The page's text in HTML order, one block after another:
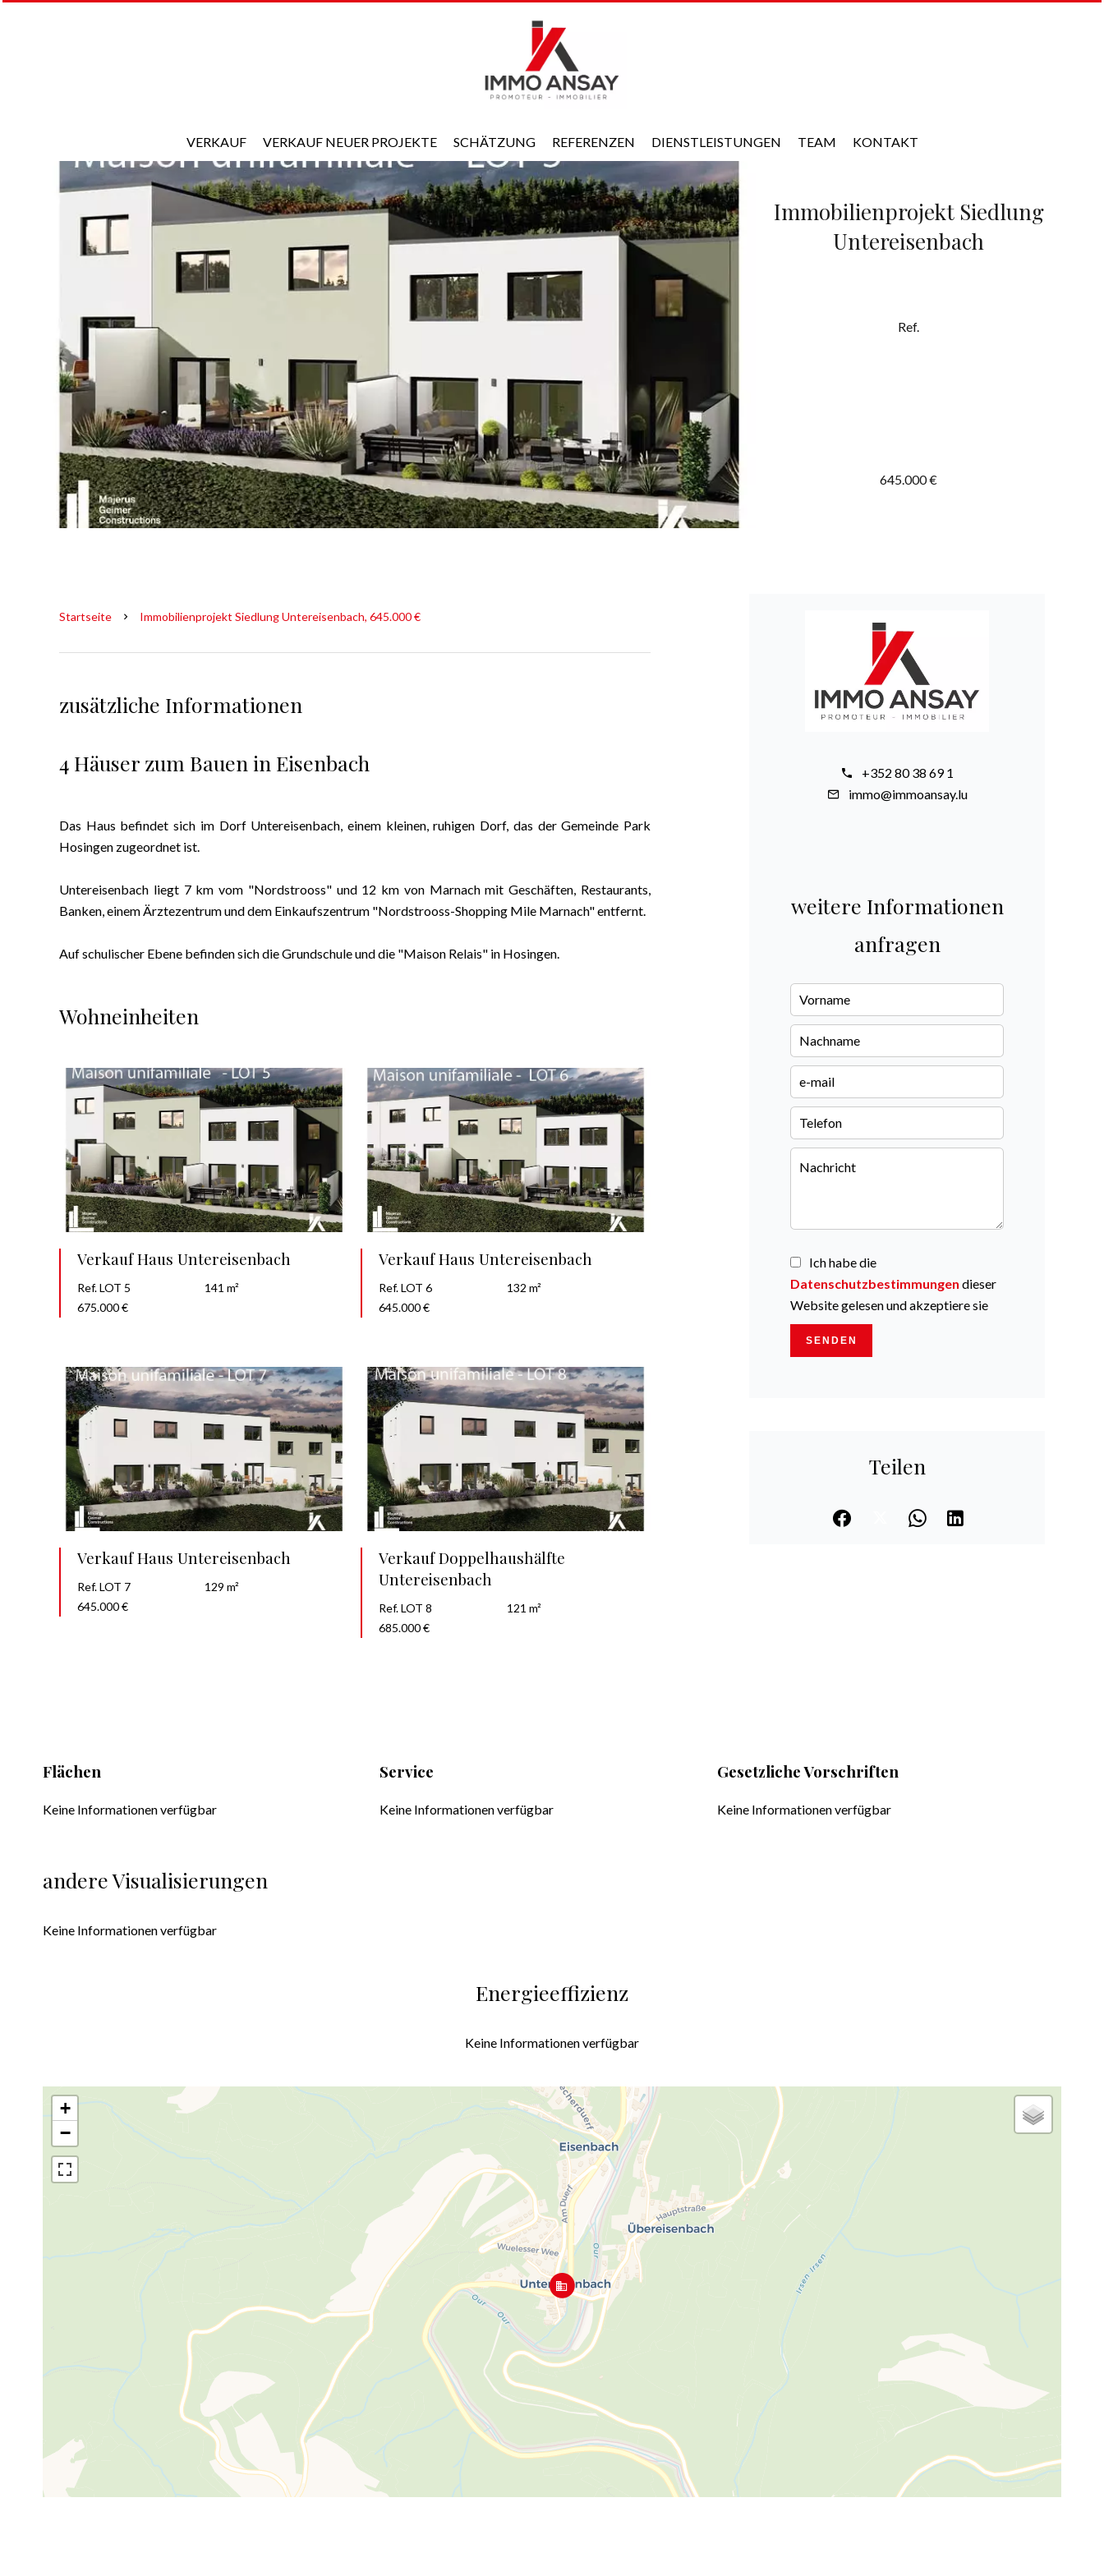
VERKAUF VERKAUF NEUER PROJEKTE SCHÄTZUNG REFERENZEN DIENSTLEISTUNGEN TEAM KONTAKT
Immobilienprojekt Siedlung
Untereisenbach
Ref.
645.000 €
Startseite Immobilienprojekt Siedlung Untereisenbach, 645.000 €
zusätzliche Informationen
4 Häuser zum Bauen in Eisenbach
Das Haus befindet sich im Dorf Untereisenbach, einem kleinen, ruhigen Dorf, das der Gemeinde Park
Hosingen zugeordnet ist.
Untereisenbach liegt 7 km vom "Nordstrooss" und 12 km von Marnach mit Geschäften, Restaurants,
Banken, einem Ärztezentrum und dem Einkaufszentrum "Nordstrooss-Shopping Mile Marnach" entfernt.
Auf schulischer Ebene befinden sich die Grundschule und die "Maison Relais" in Hosingen.
Wohneinheiten
Verkauf Haus Untereisenbach
Ref. LOT 5
141 m²
675.000 €
Verkauf Haus Untereisenbach
Ref. LOT 6
132 m²
645.000 €
Verkauf Haus Untereisenbach
Ref. LOT 7
129 m²
645.000 €
Verkauf Doppelhaushälfte
Untereisenbach
Ref. LOT 8
121 m²
685.000 €
+352 80 38 69 1
immo@immoansay.lu
weitere Informationen
anfragen
Ich habe die
Datenschutzbestimmungen dieser
Website gelesen und akzeptiere sie
SENDEN
Teilen
Flächen
Keine Informationen verfügbar
Service
Keine Informationen verfügbar
Gesetzliche Vorschriften
Keine Informationen verfügbar
andere Visualisierungen
Keine Informationen verfügbar
Energieeffizienz
Keine Informationen verfügbar
+
−